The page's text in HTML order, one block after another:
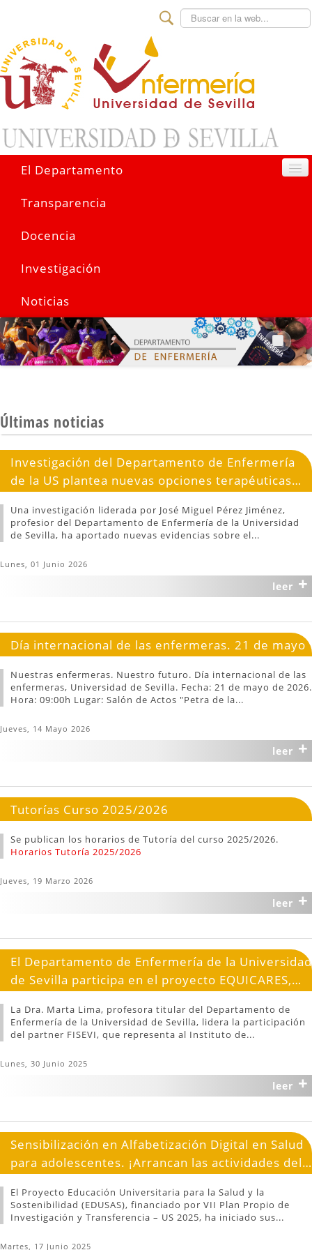
Buscar
El Departamento
Transparencia
Docencia
Investigación
Noticias
Últimas noticias
Investigación del Departamento de Enfermería
de la US plantea nuevas opciones terapéuticas
opioides
Una investigación liderada por José Miguel Pérez Jiménez,
profesior del Departamento de Enfermería de la Universidad
de Sevilla, ha aportado nuevas evidencias sobre el...
Lunes, 01 Junio 2026
leer +
Día internacional de las enfermeras. 21 de mayo
Nuestras enfermeras. Nuestro futuro. Día internacional de las
enfermeras, Universidad de Sevilla. Fecha: 21 de mayo de 2026.
Hora: 09:00h Lugar: Salón de Actos "Petra de la...
Jueves, 14 Mayo 2026
leer +
Tutorías Curso 2025/2026
Se publican los horarios de Tutoría del curso 2025/2026.
Horarios Tutoría 2025/2026
Jueves, 19 Marzo 2026
leer +
El Departamento de Enfermería de la Universidad
de Sevilla participa en el proyecto EQUICARES,
equidad en el acceso de la población vulnerable a
los servicios de salud mental
La Dra. Marta Lima, profesora titular del Departamento de
Enfermería de la Universidad de Sevilla, lidera la participación
del partner FISEVI, que representa al Instituto de...
Lunes, 30 Junio 2025
leer +
Sensibilización en Alfabetización Digital en Salud
para adolescentes. ¡Arrancan las actividades del
El Proyecto Educación Universitaria para la Salud y la
Sostenibilidad (EDUSAS), financiado por VII Plan Propio de
Investigación y Transferencia – US 2025, ha iniciado sus...
Martes, 17 Junio 2025